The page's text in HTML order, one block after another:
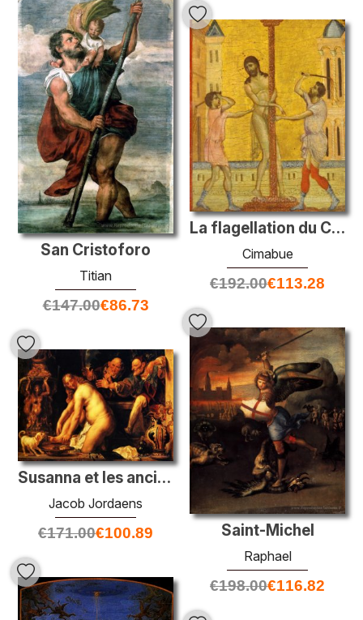
San Cristoforo
Titian
€147.00€86.73
La flagellation du Christ
Cimabue
€192.00€113.28
Saint-Michel
Raphael
€198.00€116.82
Susanna et les anciens
Jacob Jordaens
€171.00€100.89